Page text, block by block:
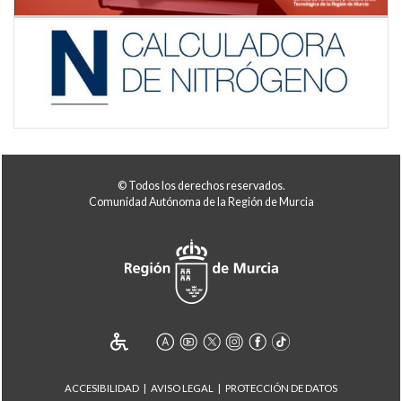
© Todos los derechos reservados.
Comunidad Autónoma de la Región de Murcia
ACCESIBILIDAD AVISO LEGAL PROTECCIÓN DE DATOS